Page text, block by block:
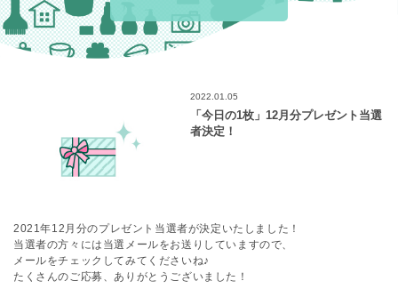
2022.01.05
「今日の1枚」12月分プレゼント当選
者決定！
2021年12月分のプレゼント当選者が決定いたしました！
当選者の方々には当選メールをお送りしていますので、
メールをチェックしてみてくださいね♪
たくさんのご応募、ありがとうございました！